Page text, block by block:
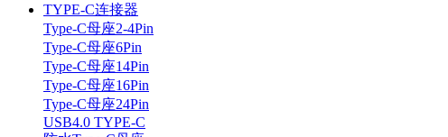
TYPE-C连接器
Type-C母座2-4Pin
Type-C母座6Pin
Type-C母座14Pin
Type-C母座16Pin
Type-C母座24Pin
USB4.0 TYPE-C